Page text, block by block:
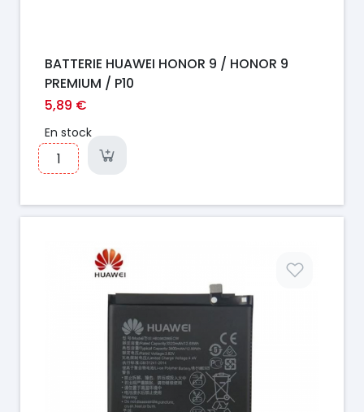
BATTERIE HUAWEI HONOR 9 / HONOR 9
PREMIUM / P10
5,89 €
En stock